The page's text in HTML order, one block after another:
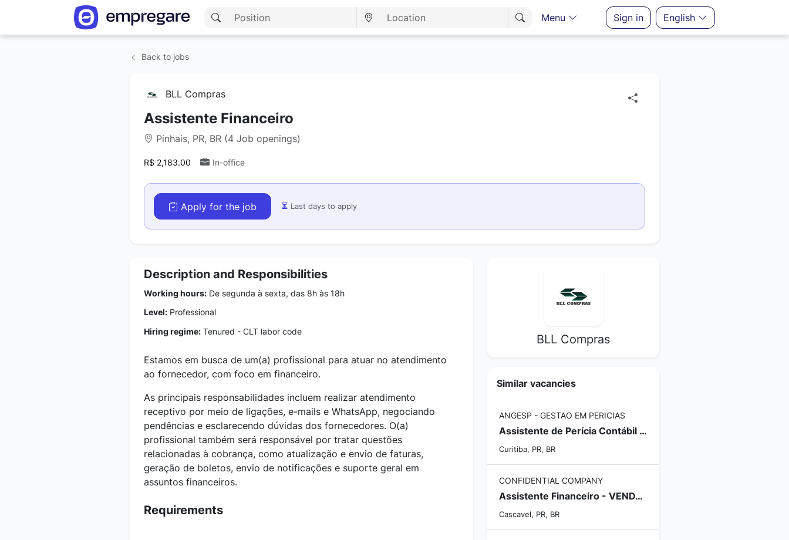
Menu Sign in English
Back to jobs
BLL Compras
Assistente Financeiro
Pinhais, PR, BR (4 Job openings)
R$ 2,183.00 In-office
Apply for the job Last days to apply
Description and Responsibilities
Working hours: De segunda à sexta, das 8h às 18h
Level: Professional
Hiring regime: Tenured - CLT labor code
Estamos em busca de um(a) profissional para atuar no atendimento
ao fornecedor, com foco em financeiro.
As principais responsabilidades incluem realizar atendimento
receptivo por meio de ligações, e-mails e WhatsApp, negociando
pendências e esclarecendo dúvidas dos fornecedores. O(a)
profissional também será responsável por tratar questões
relacionadas à cobrança, como atualização e envio de faturas,
geração de boletos, envio de notificações e suporte geral em
assuntos financeiros.
Requirements
BLL Compras
Similar vacancies
ANGESP - GESTAO EM PERICIAS
Assistente de Perícia Contábil e Financeira
Curitiba, PR, BR
CONFIDENTIAL COMPANY
Assistente Financeiro - VENDA / PÓS-VENDA
Cascavel, PR, BR